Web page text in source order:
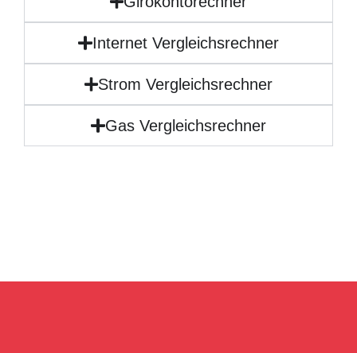
Internet Vergleichsrechner
Strom Vergleichsrechner
Gas Vergleichsrechner